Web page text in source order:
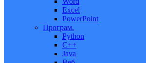
Excel
PowerPoint
Програм.
Python
C++
Java